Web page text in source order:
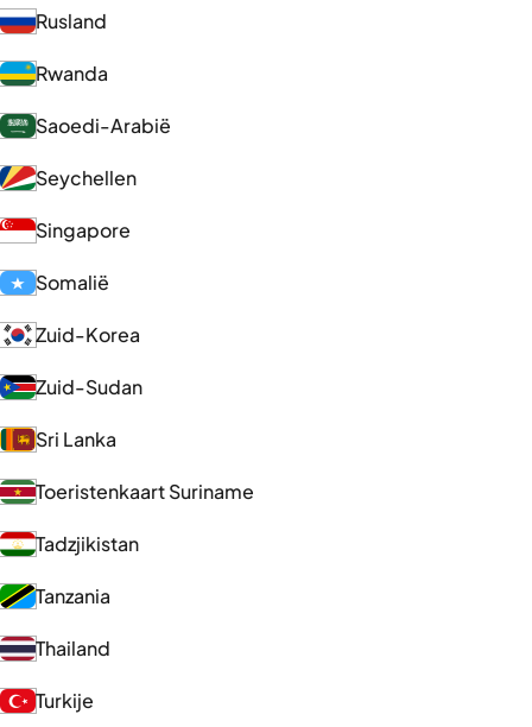
Rusland
Rwanda
Saoedi-Arabië
Seychellen
Singapore
Somalië
Zuid-Korea
Zuid-Sudan
Sri Lanka
Toeristenkaart Suriname
Tadzjikistan
Tanzania
Thailand
Turkije